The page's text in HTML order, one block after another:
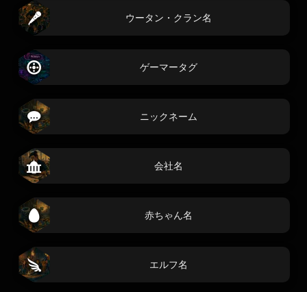
ウータン・クラン名
ゲーマータグ
ニックネーム
会社名
赤ちゃん名
エルフ名